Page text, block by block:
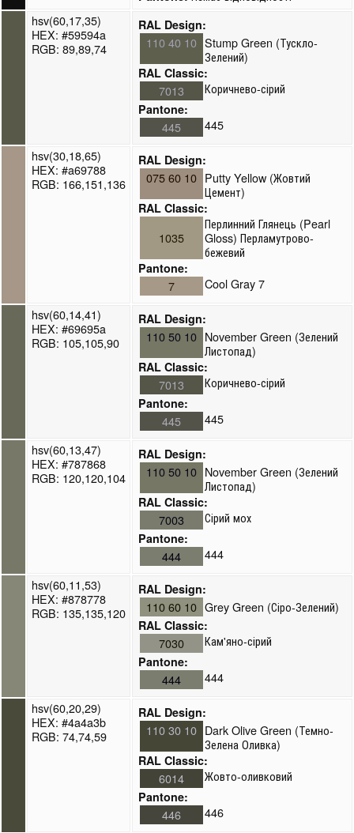
hsv(60,17,35)
HEX: #59594a
RGB: 89,89,74
RAL Design:
110 40 10 Stump Green (Тускло-
Зелений)
RAL Classic:
7013 Коричнево-сірий
Pantone:
445
445
hsv(30,18,65)
HEX: #a69788
RGB: 166,151,136
RAL Design:
075 60 10 Putty Yellow (Жовтий
Цемент)
RAL Classic:
1035
Перлинний Глянець (Pearl
Gloss) Перламутрово-
бежевий
Pantone:
7
Cool Gray 7
hsv(60,14,41)
HEX: #69695a
RGB: 105,105,90
RAL Design:
110 50 10 November Green (Зелений
Листопад)
RAL Classic:
7013 Коричнево-сірий
Pantone:
445
445
hsv(60,13,47)
HEX: #787868
RGB: 120,120,104
RAL Design:
110 50 10 November Green (Зелений
Листопад)
RAL Classic:
7003 Сірий мох
Pantone:
444
444
hsv(60,11,53)
HEX: #878778
RGB: 135,135,120
RAL Design:
110 60 10 Grey Green (Сіро-Зелений)
RAL Classic:
7030 Кам'яно-сірий
Pantone:
444
444
hsv(60,20,29)
HEX: #4a4a3b
RGB: 74,74,59
RAL Design:
110 30 10 Dark Olive Green (Темно-
Зелена Оливка)
RAL Classic:
6014 Жовто-оливковий
Pantone:
446
446